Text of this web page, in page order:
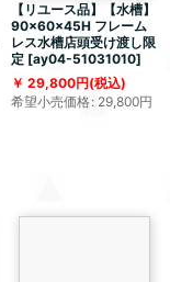
【リユース品】【水槽】
90×60×45H フレーム
レス水槽店頭受け渡し限
定 [ay04-51031010]
29,800円(税込)
希望小売価格: 29,800円